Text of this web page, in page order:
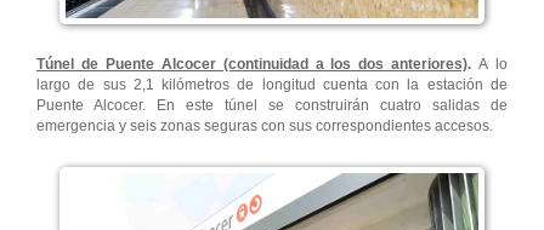
Túnel de Puente Alcocer (continuidad a los dos anteriores). A lo
largo de sus 2,1 kilómetros de longitud cuenta con la estación de
Puente Alcocer. En este túnel se construirán cuatro salidas de
emergencia y seis zonas seguras con sus correspondientes accesos.